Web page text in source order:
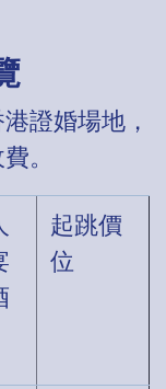
證婚場地，
。
起跳價
位